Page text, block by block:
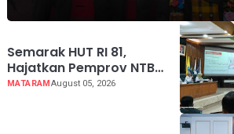
Semarak HUT RI 81,
Hajatkan Pemprov NTB
Lebih Dekat dengan
MATARAMAugust 05, 2026